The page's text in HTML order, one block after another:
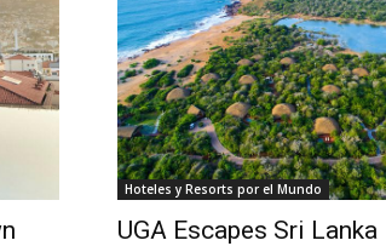
Hoteles y Resorts por el Mundo
UGA Escapes Sri Lanka